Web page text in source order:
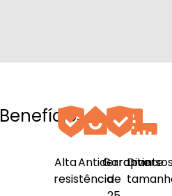
Benefícios
Alta
resistência
Antiderrapante
Garantia
de